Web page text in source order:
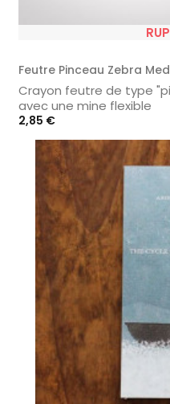
Feutre Pinceau Zebra
Crayon feutre de type
avec une mine flexible
Prix
2,85 €